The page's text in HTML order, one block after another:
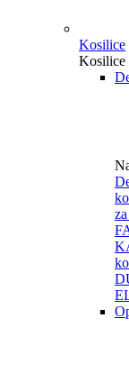
Kosilice
Kosilice